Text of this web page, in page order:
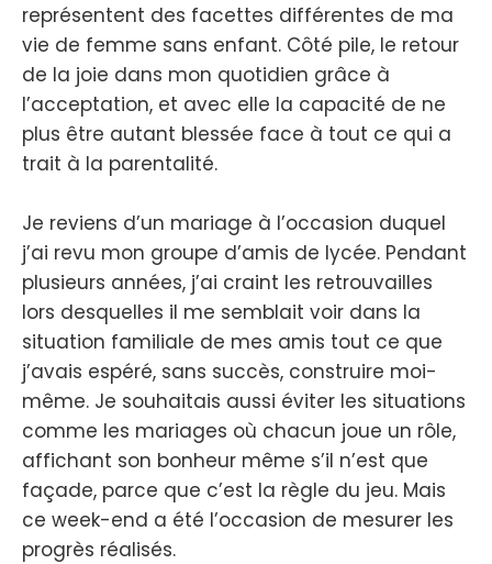
représentent des facettes différentes de ma
vie de femme sans enfant. Côté pile, le retour
de la joie dans mon quotidien grâce à
l’acceptation, et avec elle la capacité de ne
plus être autant blessée face à tout ce qui a
trait à la parentalité.
Je reviens d’un mariage à l’occasion duquel
j’ai revu mon groupe d’amis de lycée. Pendant
plusieurs années, j’ai craint les retrouvailles
lors desquelles il me semblait voir dans la
situation familiale de mes amis tout ce que
j’avais espéré, sans succès, construire moi-
même. Je souhaitais aussi éviter les situations
comme les mariages où chacun joue un rôle,
affichant son bonheur même s’il n’est que
façade, parce que c’est la règle du jeu. Mais
ce week-end a été l’occasion de mesurer les
progrès réalisés.